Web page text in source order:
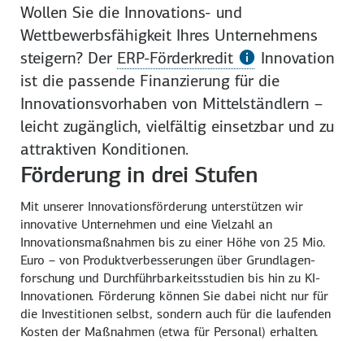
Wollen Sie die Innovations- und
Wettbewerbs­fähigkeit Ihres Unternehmens
steigern? Der ERP-Förderkredit
Innovation
ist die passende Finanzierung für die
Innovations­vorhaben von Mittel­ständlern –
leicht zugänglich, vielfältig einsetzbar und zu
attraktiven Konditionen.
Förderung in drei Stufen
Mit unserer Innovations­förderung unterstützen wir
innovative Unternehmen und eine Vielzahl an
Innovations­maßnahmen bis zu einer Höhe von 25 Mio.
Euro – von Produkt­verbesserungen über Grundlagen­
forschung und Durch­führbarkeits­studien bis hin zu KI-
Innovationen. Förderung können Sie dabei nicht nur für
die Investitionen selbst, sondern auch für die laufenden
Kosten der Maßnahmen (etwa für Personal) erhalten.